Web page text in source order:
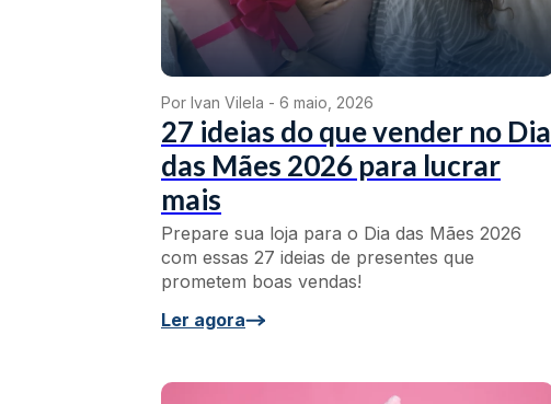
Por Ivan Vilela - 6 maio, 2026
27 ideias do que vender no Dia
das Mães 2026 para lucrar
mais
Prepare sua loja para o Dia das Mães 2026
com essas 27 ideias de presentes que
prometem boas vendas!
Ler agora